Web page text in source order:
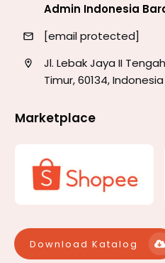
Admin Indonesia
[email protected]
Jl. Lebak Jaya II
Timur, 60134, Indonesia
Marketplace
Download Katalog